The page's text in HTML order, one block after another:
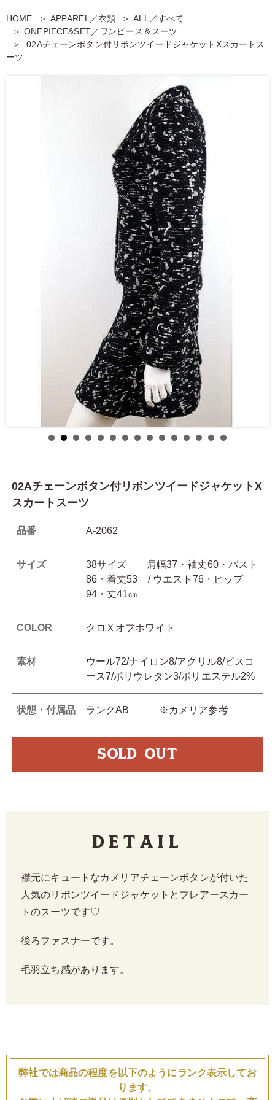
HOME APPAREL／衣類
ALL／すべて
ONEPIECE&SET／ワンピース＆スーツ
02Aチェーンボタン付リボンツイードジャケットXスカートス
ーツ
02Aチェーンボタン付リボンツイードジャケットX
スカートスーツ
品番 A-2062
サイズ
38サイズ 肩幅37・袖丈60・バスト
86・着丈53 / ウエスト76・ヒップ
94・丈41㎝
COLOR クロＸオフホワイト
素材
ウール72/ナイロン8/アクリル8/ビスコ
ース7/ポリウレタン3/ポリエステル2%
状態・付属品 ランクAB ※カメリア参考
SOLD OUT
Detail
襟元にキュートなカメリアチェーンボタンが付いた
人気のリボンツイードジャケットとフレアースカー
トのスーツです♡
後ろファスナーです。
毛羽立ち感があります。
弊社では商品の程度を以下のようにランク表示してお
ります。